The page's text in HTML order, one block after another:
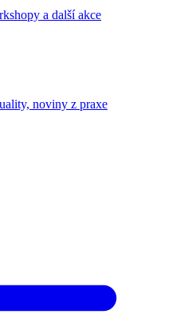
a další akce
noviny z praxe